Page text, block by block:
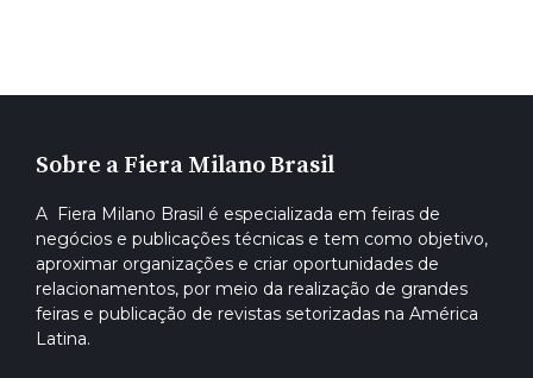
Sobre a Fiera Milano Brasil
A Fiera Milano Brasil é especializada em feiras de
negócios e publicações técnicas e tem como objetivo,
aproximar organizações e criar oportunidades de
relacionamentos, por meio da realização de grandes
feiras e publicação de revistas setorizadas na América
Latina.